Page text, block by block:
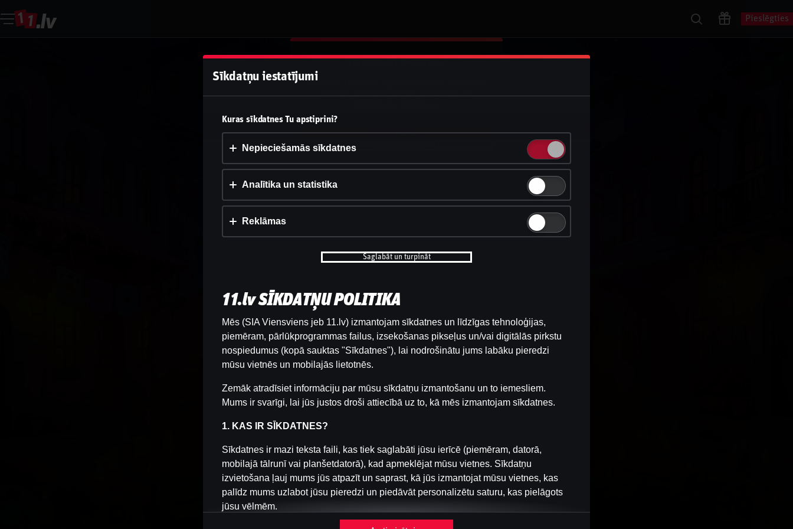
Pieslēgties
Šai spēlei nav pieejama demo versija. Lūdzu,
pieslēdzies, lai spēlētu ar īstu naudu.
Vai pieņemt sīkdatnes?
Šī vietne izmanto 3 dažādu veidu sīkdatnes:
Apstiprināt visu
Iestatījumi un informācija
Sīkdatņu iestatījumi
Kuras sīkdatnes Tu apstiprini?
Nepieciešamās sīkdatnes
Analītika un statistika
Reklāmas
Saglabāt un turpināt
11.lv SĪKDATŅU POLITIKA
Mēs (SIA Viensviens jeb 11.lv) izmantojam sīkdatnes un līdzīgas tehnoloģijas,
piemēram, pārlūkprogrammas failus, izsekošanas pikseļus un/vai digitālās pirkstu
nospiedumus (kopā sauktas "Sīkdatnes"), lai nodrošinātu jums labāku pieredzi
mūsu vietnēs un mobilajās lietotnēs.
Zemāk atradīsiet informāciju par mūsu sīkdatņu izmantošanu un to iemesliem.
Mums ir svarīgi, lai jūs justos droši attiecībā uz to, kā mēs izmantojam sīkdatnes.
1. KAS IR SĪKDATNES?
Sīkdatnes ir mazi teksta faili, kas tiek saglabāti jūsu ierīcē (piemēram, datorā,
mobilajā tālrunī vai planšetdatorā), kad apmeklējat mūsu vietnes. Sīkdatņu
izvietošana ļauj mums jūs atpazīt un saprast, kā jūs izmantojat mūsu vietnes, kas
palīdz mums uzlabot jūsu pieredzi un piedāvāt personalizētu saturu, kas pielāgots
jūsu vēlmēm.